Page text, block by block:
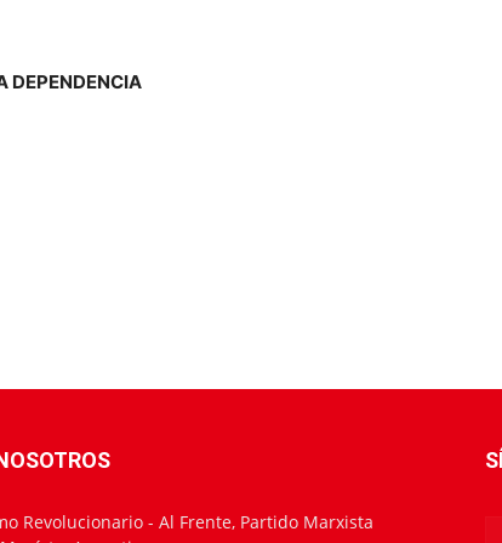
DEPENDENCIA
Revolucionario - Al Frente, Partido Marxista